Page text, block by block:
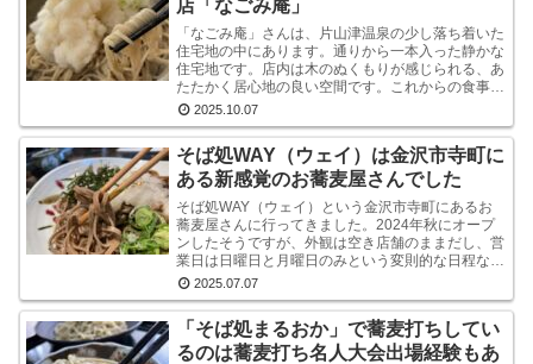
店「なごみ庵」
「なごみ庵」さんは、片山津温泉の少し落ち着いた
住宅地の中にあります。通りから一本入った静かな
住宅地です。店内は木のぬくもりが感じられる、あ
たたかく居心地の良い空間です。これからの食事へ
の期待が自然と高まります。メニューを拝見する
と、様々なお...
2025.10.07
そば処WAY（ウェイ）は金沢市寺町に
ある新感覚のお蕎麦屋さんでした
そば処WAY（ウェイ）という金沢市寺町にあるお
蕎麦屋さんに行ってきました。2024年秋にオープ
ンしたそうですが、外観は空き店舗のままだし、営
業日は日曜日と月曜日のみという変則的な日程なの
で、まだ認知度はそれほど高くないようです。しか
し、店内...
2025.07.07
「そば処まるおか」で蕎麦打ちしてい
るのは蕎麦打ち名人大会出場経験もあ